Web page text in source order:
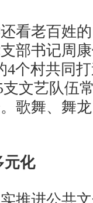
老百姓的
部书记周
个村共同
支文艺队伍
。歌舞、舞
化